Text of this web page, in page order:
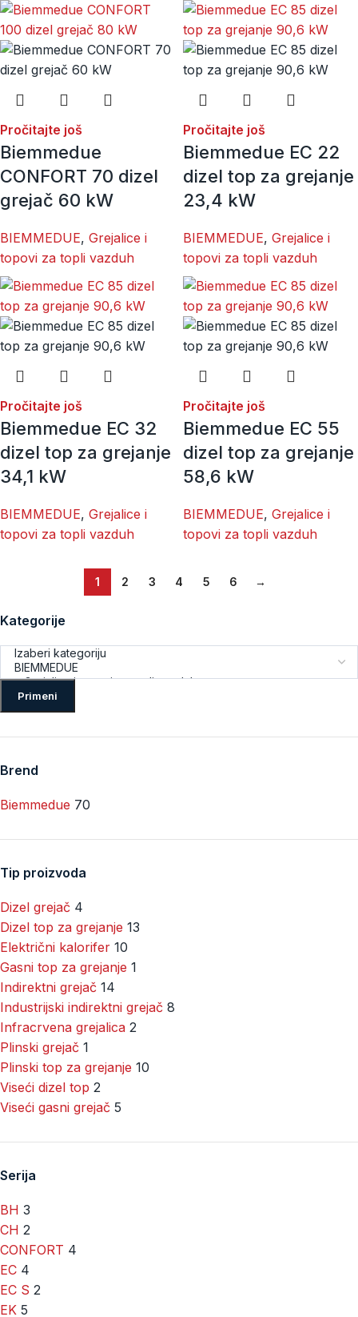
Kategorije
Primeni
Brend
Biemmedue 70
Tip proizvoda
Dizel grejač 4
Dizel top za grejanje 13
Električni kalorifer 10
Gasni top za grejanje 1
Indirektni grejač 14
Industrijski indirektni grejač 8
Infracrvena grejalica 2
Plinski grejač 1
Plinski top za grejanje 10
Viseći dizel top 2
Viseći gasni grejač 5
Serija
BH 3
CH 2
CONFORT 4
EC 4
EC S 2
EK 5
Pročitajte još
Biemmedue
CONFORT 70 dizel
grejač 60 kW
BIEMMEDUE, Grejalice i
topovi za topli vazduh
Pročitajte još
Biemmedue EC 22
dizel top za grejanje
23,4 kW
BIEMMEDUE, Grejalice i
topovi za topli vazduh
Pročitajte još
Biemmedue EC 32
dizel top za grejanje
34,1 kW
BIEMMEDUE, Grejalice i
topovi za topli vazduh
Pročitajte još
Biemmedue EC 55
dizel top za grejanje
58,6 kW
BIEMMEDUE, Grejalice i
topovi za topli vazduh
1 2 3 4 5 6 →